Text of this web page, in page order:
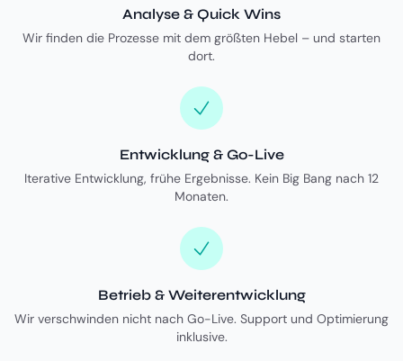
Analyse & Quick Wins
Wir finden die Prozesse mit dem größten Hebel – und starten
dort.
Entwicklung & Go-Live
Iterative Entwicklung, frühe Ergebnisse. Kein Big Bang nach 12
Monaten.
Betrieb & Weiterentwicklung
Wir verschwinden nicht nach Go-Live. Support und Optimierung
inklusive.